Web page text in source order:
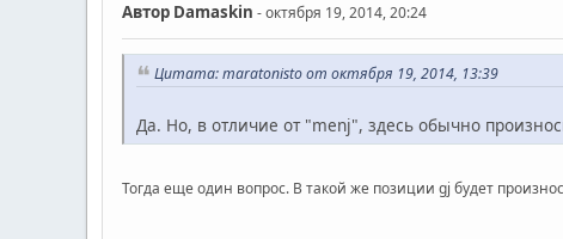
Автор Damaskin - октября 19, 2014, 20:24
Цитата: maratonisto от октября 19, 2014, 13:39
Да. Но, в отличие от "menj", здесь обычно
Тогда еще один вопрос. В такой же позиции gj будет